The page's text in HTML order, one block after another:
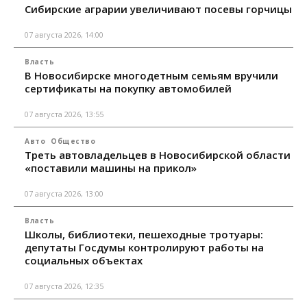
Сибирские аграрии увеличивают посевы горчицы
07 августа 2026, 14:00
Власть
В Новосибирске многодетным семьям вручили
сертификаты на покупку автомобилей
07 августа 2026, 13:55
Авто Общество
Треть автовладельцев в Новосибирской области
«поставили машины на прикол»
07 августа 2026, 13:00
Власть
Школы, библиотеки, пешеходные тротуары:
депутаты Госдумы контролируют работы на
социальных объектах
07 августа 2026, 12:35